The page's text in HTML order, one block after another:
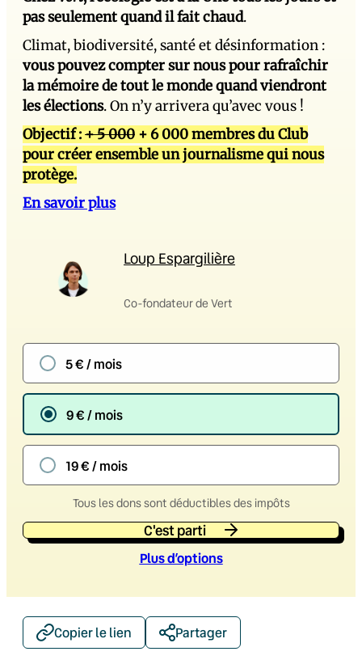
pas seulement quand il fait chaud.
Climat, biodiversité, santé et désinformation :
vous pouvez compter sur nous pour rafraîchir
la mémoire de tout le monde quand viendront
les élections. On n’y arrivera qu’avec vous !
Objectif :+ 5 000 + 6 000 membres du Club
pour créer ensemble un journalisme qui nous
protège.
En savoir plus
Loup Espargilière
Co-fondateur de Vert
5 € / mois
9 € / mois
19 € / mois
Tous les dons sont déductibles des impôts
C'est parti
Plus d’options
Copier le lien Partager